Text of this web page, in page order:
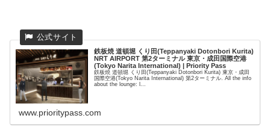
鉄板焼 道頓堀 くり田(Teppanyaki Dotonbori Kurita)
NRT AIRPORT 第2ターミナル 東京・成田国際空港
(Tokyo Narita International) | Priority Pass
鉄板焼 道頓堀 くり田(Teppanyaki Dotonbori Kurita) 東京・成田
国際空港(Tokyo Narita International) 第2ターミナル. All the info
about the lounge: l...
www.prioritypass.com